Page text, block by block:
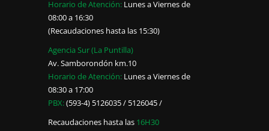
Horario de Atención:Lunes a Viernes de
08:00 a 16:30
(Recaudaciones hasta las 15:30)
Agencia Sur (La Puntilla)
Av. Samborondón km.10
Horario de Atención:Lunes a Viernes de
08:30 a 17:00
PBX:(593-4) 5126035 / 5126045 /
Recaudaciones hasta las 16H30